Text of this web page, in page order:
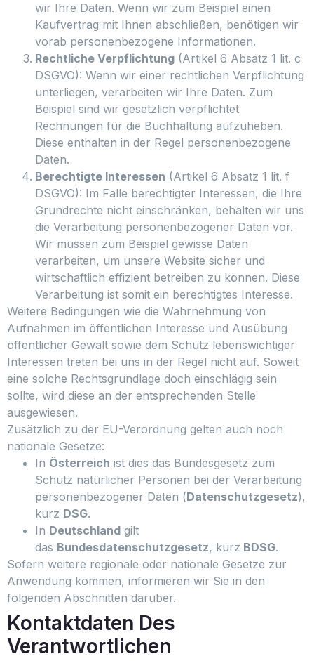
wir Ihre Daten. Wenn wir zum Beispiel einen
Kaufvertrag mit Ihnen abschließen, benötigen wir
vorab personenbezogene Informationen.
Rechtliche Verpflichtung (Artikel 6 Absatz 1 lit. c
DSGVO): Wenn wir einer rechtlichen Verpflichtung
unterliegen, verarbeiten wir Ihre Daten. Zum
Beispiel sind wir gesetzlich verpflichtet
Rechnungen für die Buchhaltung aufzuheben.
Diese enthalten in der Regel personenbezogene
Daten.
Berechtigte Interessen (Artikel 6 Absatz 1 lit. f
DSGVO): Im Falle berechtigter Interessen, die Ihre
Grundrechte nicht einschränken, behalten wir uns
die Verarbeitung personenbezogener Daten vor.
Wir müssen zum Beispiel gewisse Daten
verarbeiten, um unsere Website sicher und
wirtschaftlich effizient betreiben zu können. Diese
Verarbeitung ist somit ein berechtigtes Interesse.
Weitere Bedingungen wie die Wahrnehmung von
Aufnahmen im öffentlichen Interesse und Ausübung
öffentlicher Gewalt sowie dem Schutz lebenswichtiger
Interessen treten bei uns in der Regel nicht auf. Soweit
eine solche Rechtsgrundlage doch einschlägig sein
sollte, wird diese an der entsprechenden Stelle
ausgewiesen.
Zusätzlich zu der EU-Verordnung gelten auch noch
nationale Gesetze:
In Österreich ist dies das Bundesgesetz zum
Schutz natürlicher Personen bei der Verarbeitung
personenbezogener Daten (Datenschutzgesetz),
kurz DSG.
In Deutschland gilt
das Bundesdatenschutzgesetz, kurz BDSG.
Sofern weitere regionale oder nationale Gesetze zur
Anwendung kommen, informieren wir Sie in den
folgenden Abschnitten darüber.
Kontaktdaten Des
Verantwortlichen